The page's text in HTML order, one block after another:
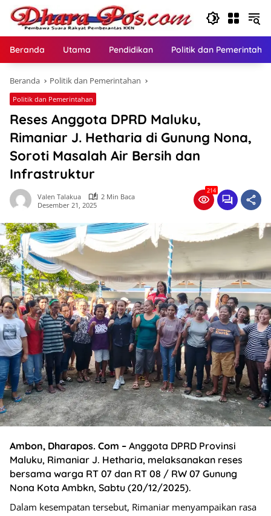
Langsung
konten
Beranda Utama Pendidikan Politik dan
Beranda Politik dan Pemerintahan
Politik dan Pemerintahan
Reses Anggota DPRD Maluku,
Rimaniar J. Hetharia di Gunung Nona,
Soroti Masalah Air Bersih dan
Infrastruktur
Valen Talakua
2 Min Baca
Desember 21, 2025
214
Ambon, Dharapos. Com – Anggota DPRD Provinsi
Maluku, Rimaniar J. Hetharia, melaksanakan reses
bersama warga RT 07 dan RT 08 / RW 07 Gunung
Nona Kota Ambkn, Sabtu (20/12/2025).
Dalam kesempatan tersebut, Rimaniar menyampaikan rasa